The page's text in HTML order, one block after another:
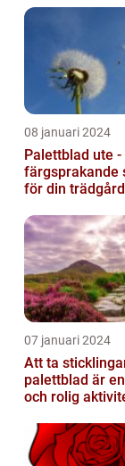
08 januari 2024
Palettblad ute -
färgsprakande
för din trädgård
07 januari 2024
Att ta
palettblad är
och rolig